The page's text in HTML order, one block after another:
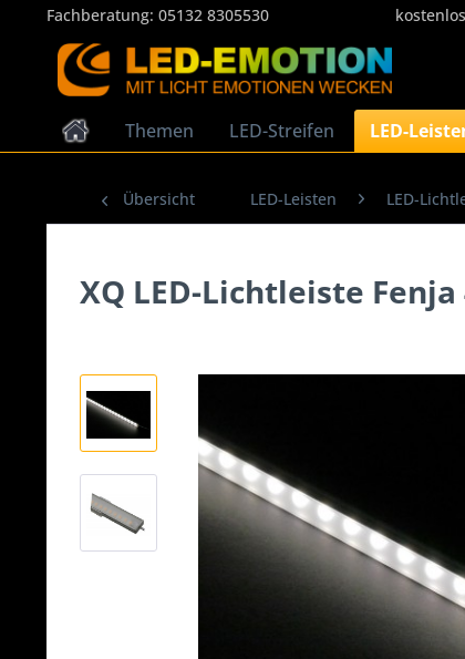
Fachberatung: 05132 8305530
Themen LED-Streifen LED-
Übersicht LED-Leisten LED-
XQ LED-Lichtleiste